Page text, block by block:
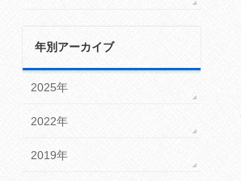
年別アーカイブ
2025年
2022年
2019年